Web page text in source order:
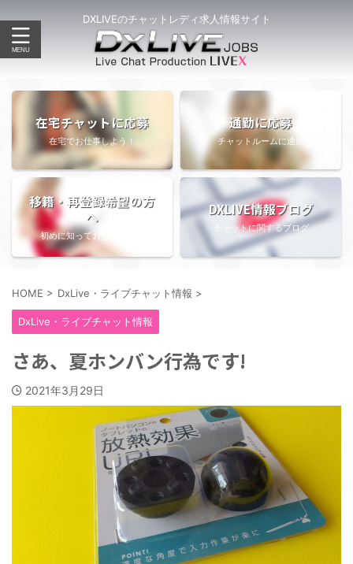
DXLIVEのチャットレディ求人情報サイト
在宅チャットに応募
在宅でお仕事しよう！
通勤に応募
チャットルームに通勤
移籍・再登録希望の方
へ
初めに知っておきたい情報
DXLIVE情報ブログ
チャットに関するブログ
HOME > DxLive・ライブチャット情報 >
DxLive・ライブチャット情報
さあ、夏ホンバン行為です!
2021年3月29日